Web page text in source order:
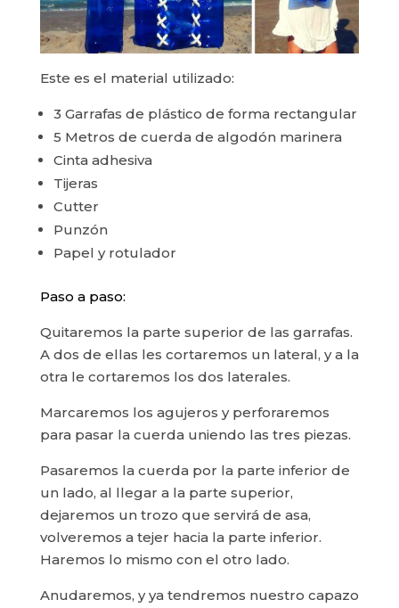
Este es el material utilizado:
3 Garrafas de plástico de forma rectangular
5 Metros de cuerda de algodón marinera
Cinta adhesiva
Tijeras
Cutter
Punzón
Papel y rotulador
Paso a paso:
Quitaremos la parte superior de las garrafas.
A dos de ellas les cortaremos un lateral, y a la
otra le cortaremos los dos laterales.
Marcaremos los agujeros y perforaremos
para pasar la cuerda uniendo las tres piezas.
Pasaremos la cuerda por la parte inferior de
un lado, al llegar a la parte superior,
dejaremos un trozo que servirá de asa,
volveremos a tejer hacia la parte inferior.
Haremos lo mismo con el otro lado.
Anudaremos, y ya tendremos nuestro capazo